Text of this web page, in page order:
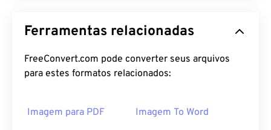
Ferramentas relacionadas
FreeConvert.com pode converter seus arquivos
para estes formatos relacionados:
Imagem para PDF Imagem To Word